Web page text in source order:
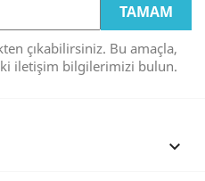
çıkabilirsiniz. Bu amaçla,
iletişim bilgilerimizi bulun.
